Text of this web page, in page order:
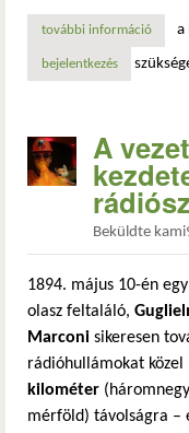
további információaz a
bejelentkezés
A
Beküldte
1894. május 10-én
olasz feltaláló,
Marconi sikeresen
rádióhullámokat közel
kilométer
mérföld) távolságra –